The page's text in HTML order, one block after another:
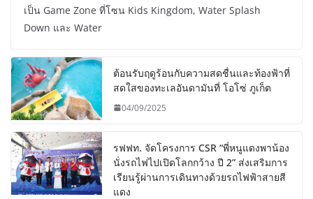
เป็น Game Zone ที่โซน Kids Kingdom, Water Splash
Down และ Water
ต้อนรับฤดูร้อนกับความสดชื่นและท้องฟ้าที่
สดใสของทะเลอันดามันที่ โอโซ่ ภูเก็ต
04/09/2025
รฟฟท. จัดโครงการ CSR “พี่หนูแดงพาน้อง
นั่งรถไฟไปเปิดโลกกว้าง ปี 2” ส่งเสริมการ
เรียนรู้ผ่านการเดินทางด้วยรถไฟฟ้าสายสี
แดง